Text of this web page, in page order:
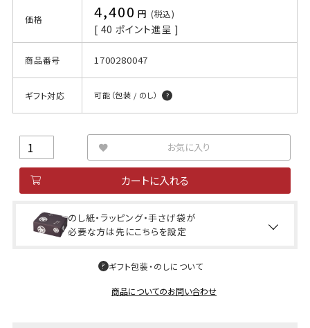
価格 4,400 税込
[ 40 ポイント進呈 ]
商品番号 1700280047
ギフト対応 可能（包装 / のし）
お気に入り
カートに入れる
のし紙・ラッピング・手さげ袋が
必要な方は先にこちらを設定
ギフト包装・のしについて
商品についてのお問い合わせ